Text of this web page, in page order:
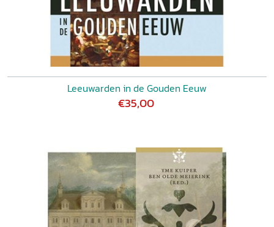
Leeuwarden in de Gouden Eeuw
€35,00